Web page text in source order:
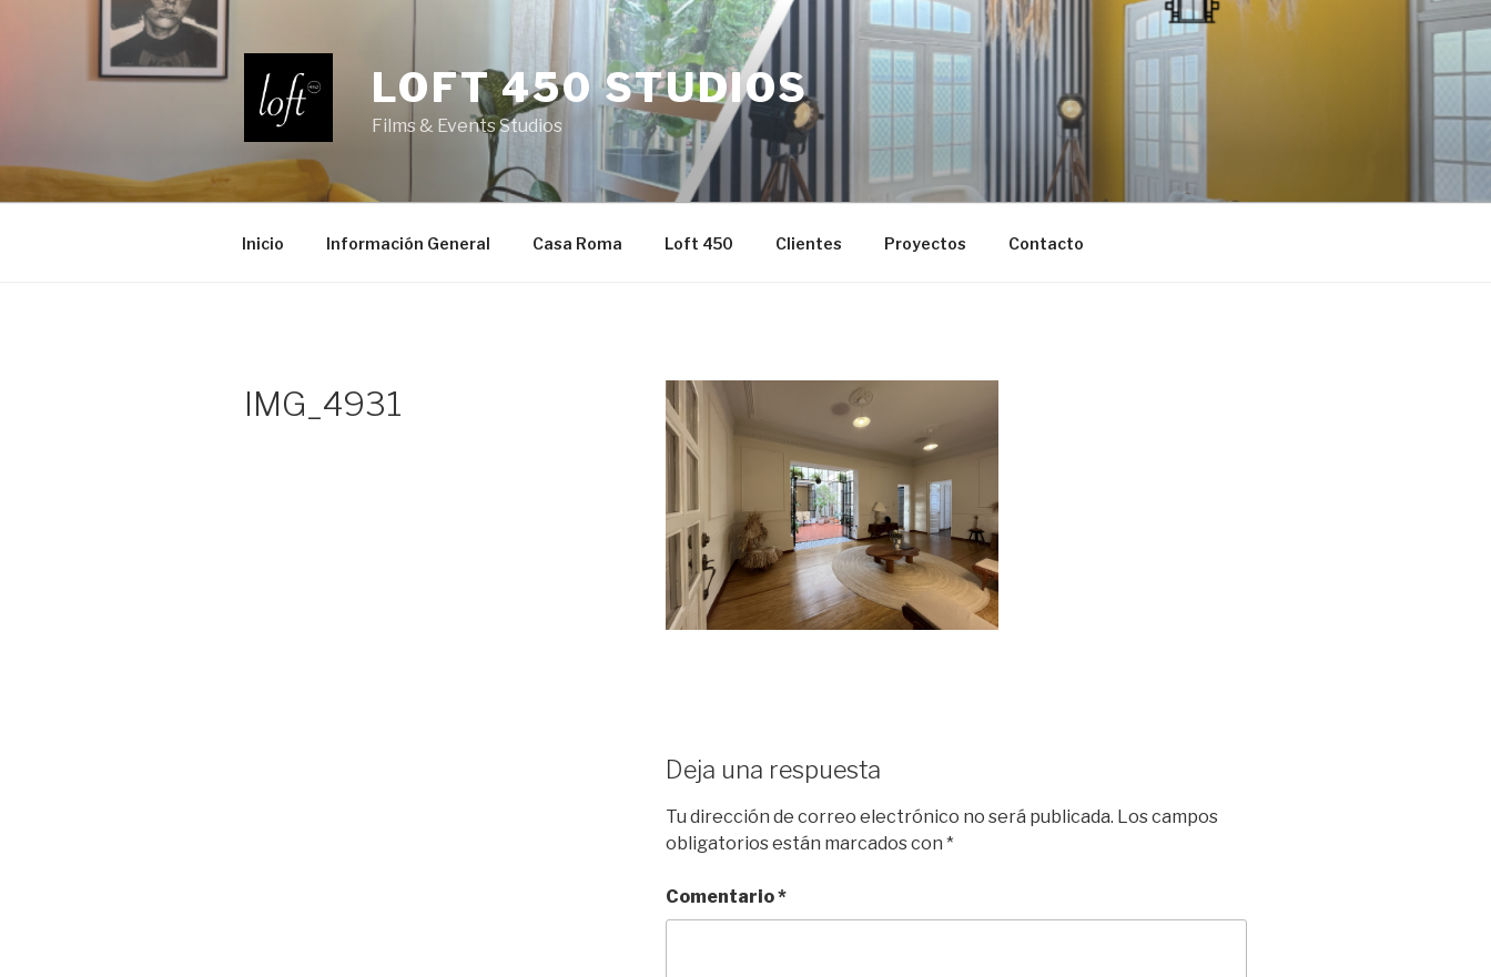
LOFT 450 STUDIOS
Films & Events Studios
Inicio Información General Casa Roma Loft 450 Clientes Proyectos Contacto
IMG_4931
Deja una respuesta
Tu dirección de correo electrónico no será publicada. Los campos
obligatorios están marcados con *
Comentario*